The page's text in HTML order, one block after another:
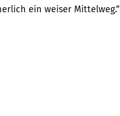
ein weiser Mittelweg.“